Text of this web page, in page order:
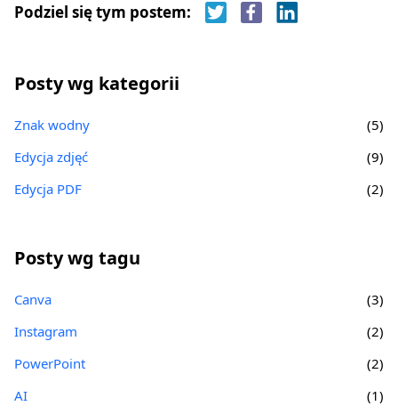
Podziel się tym postem:
Posty wg kategorii
Znak wodny
(5)
Edycja zdjęć
(9)
Edycja PDF
(2)
Posty wg tagu
Canva
(3)
Instagram
(2)
PowerPoint
(2)
AI
(1)